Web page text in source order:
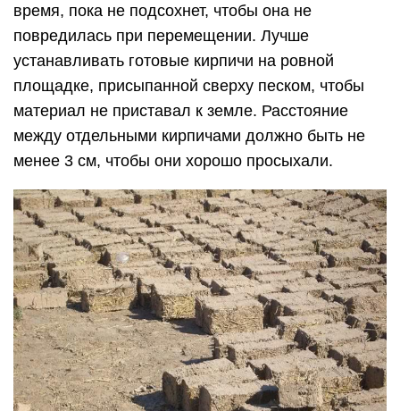
время, пока не подсохнет, чтобы она не
повредилась при перемещении. Лучше
устанавливать готовые кирпичи на ровной
площадке, присыпанной сверху песком, чтобы
материал не приставал к земле. Расстояние
между отдельными кирпичами должно быть не
менее 3 см, чтобы они хорошо просыхали.